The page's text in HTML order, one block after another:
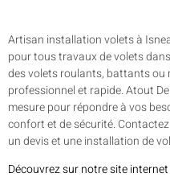
Artisan installation volets à
pour tous travaux de volets
des volets roulants, battants ou
professionnel et rapide. Atout
mesure pour répondre à vos
confort et de sécurité.
un devis et une installation de
Découvrez sur notre site